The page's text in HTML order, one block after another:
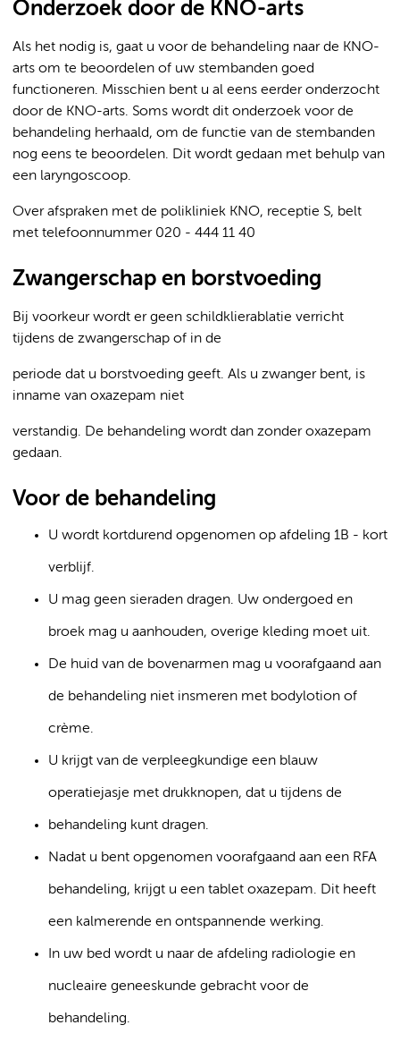
Onderzoek door de KNO-arts
Als het nodig is, gaat u voor de behandeling naar de KNO-
arts om te beoordelen of uw stembanden goed
functioneren. Misschien bent u al eens eerder onderzocht
door de KNO-arts. Soms wordt dit onderzoek voor de
behandeling herhaald, om de functie van de stembanden
nog eens te beoordelen. Dit wordt gedaan met behulp van
een laryngoscoop.
Over afspraken met de polikliniek KNO, receptie S, belt
met telefoonnummer 020 - 444 11 40
Zwangerschap en borstvoeding
Bij voorkeur wordt er geen schildklierablatie verricht
tijdens de zwangerschap of in de
periode dat u borstvoeding geeft. Als u zwanger bent, is
inname van oxazepam niet
verstandig. De behandeling wordt dan zonder oxazepam
gedaan.
Voor de behandeling
U wordt kortdurend opgenomen op afdeling 1B - kort
verblijf.
U mag geen sieraden dragen. Uw ondergoed en
broek mag u aanhouden, overige kleding moet uit.
De huid van de bovenarmen mag u voorafgaand aan
de behandeling niet insmeren met bodylotion of
crème.
U krijgt van de verpleegkundige een blauw
operatiejasje met drukknopen, dat u tijdens de
behandeling kunt dragen.
Nadat u bent opgenomen voorafgaand aan een RFA
behandeling, krijgt u een tablet oxazepam. Dit heeft
een kalmerende en ontspannende werking.
In uw bed wordt u naar de afdeling radiologie en
nucleaire geneeskunde gebracht voor de
behandeling.